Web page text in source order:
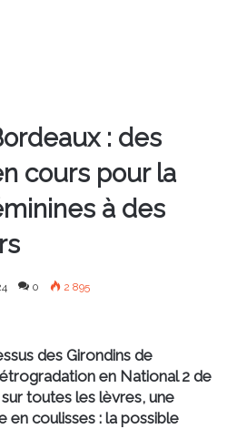
: des
cours pour la
à des
0 2 895
des Girondins de
en National 2 de
toutes les lèvres, une
en coulisses : la possible